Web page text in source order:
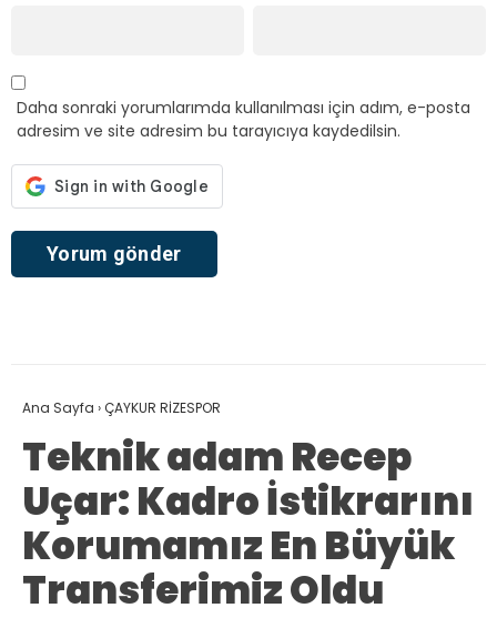
Daha sonraki yorumlarımda kullanılması için adım, e-posta
adresim ve site adresim bu tarayıcıya kaydedilsin.
Ana Sayfa ›ÇAYKUR RİZESPOR
Teknik adam Recep
Uçar: Kadro İstikrarını
Korumamız En Büyük
Transferimiz Oldu